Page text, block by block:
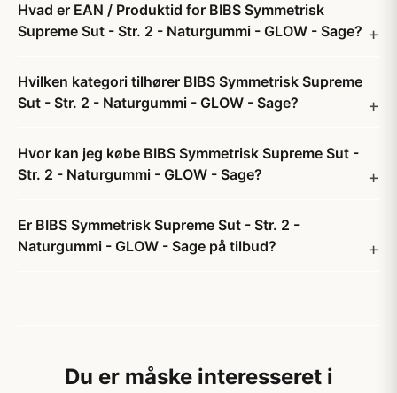
Hvad er EAN / Produktid for BIBS Symmetrisk
Supreme Sut - Str. 2 - Naturgummi - GLOW - Sage?
Hvilken kategori tilhører BIBS Symmetrisk Supreme
Sut - Str. 2 - Naturgummi - GLOW - Sage?
Hvor kan jeg købe BIBS Symmetrisk Supreme Sut -
Str. 2 - Naturgummi - GLOW - Sage?
Er BIBS Symmetrisk Supreme Sut - Str. 2 -
Naturgummi - GLOW - Sage på tilbud?
Du er måske interesseret i